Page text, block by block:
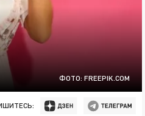
ФОТО: FREEPIK.COM